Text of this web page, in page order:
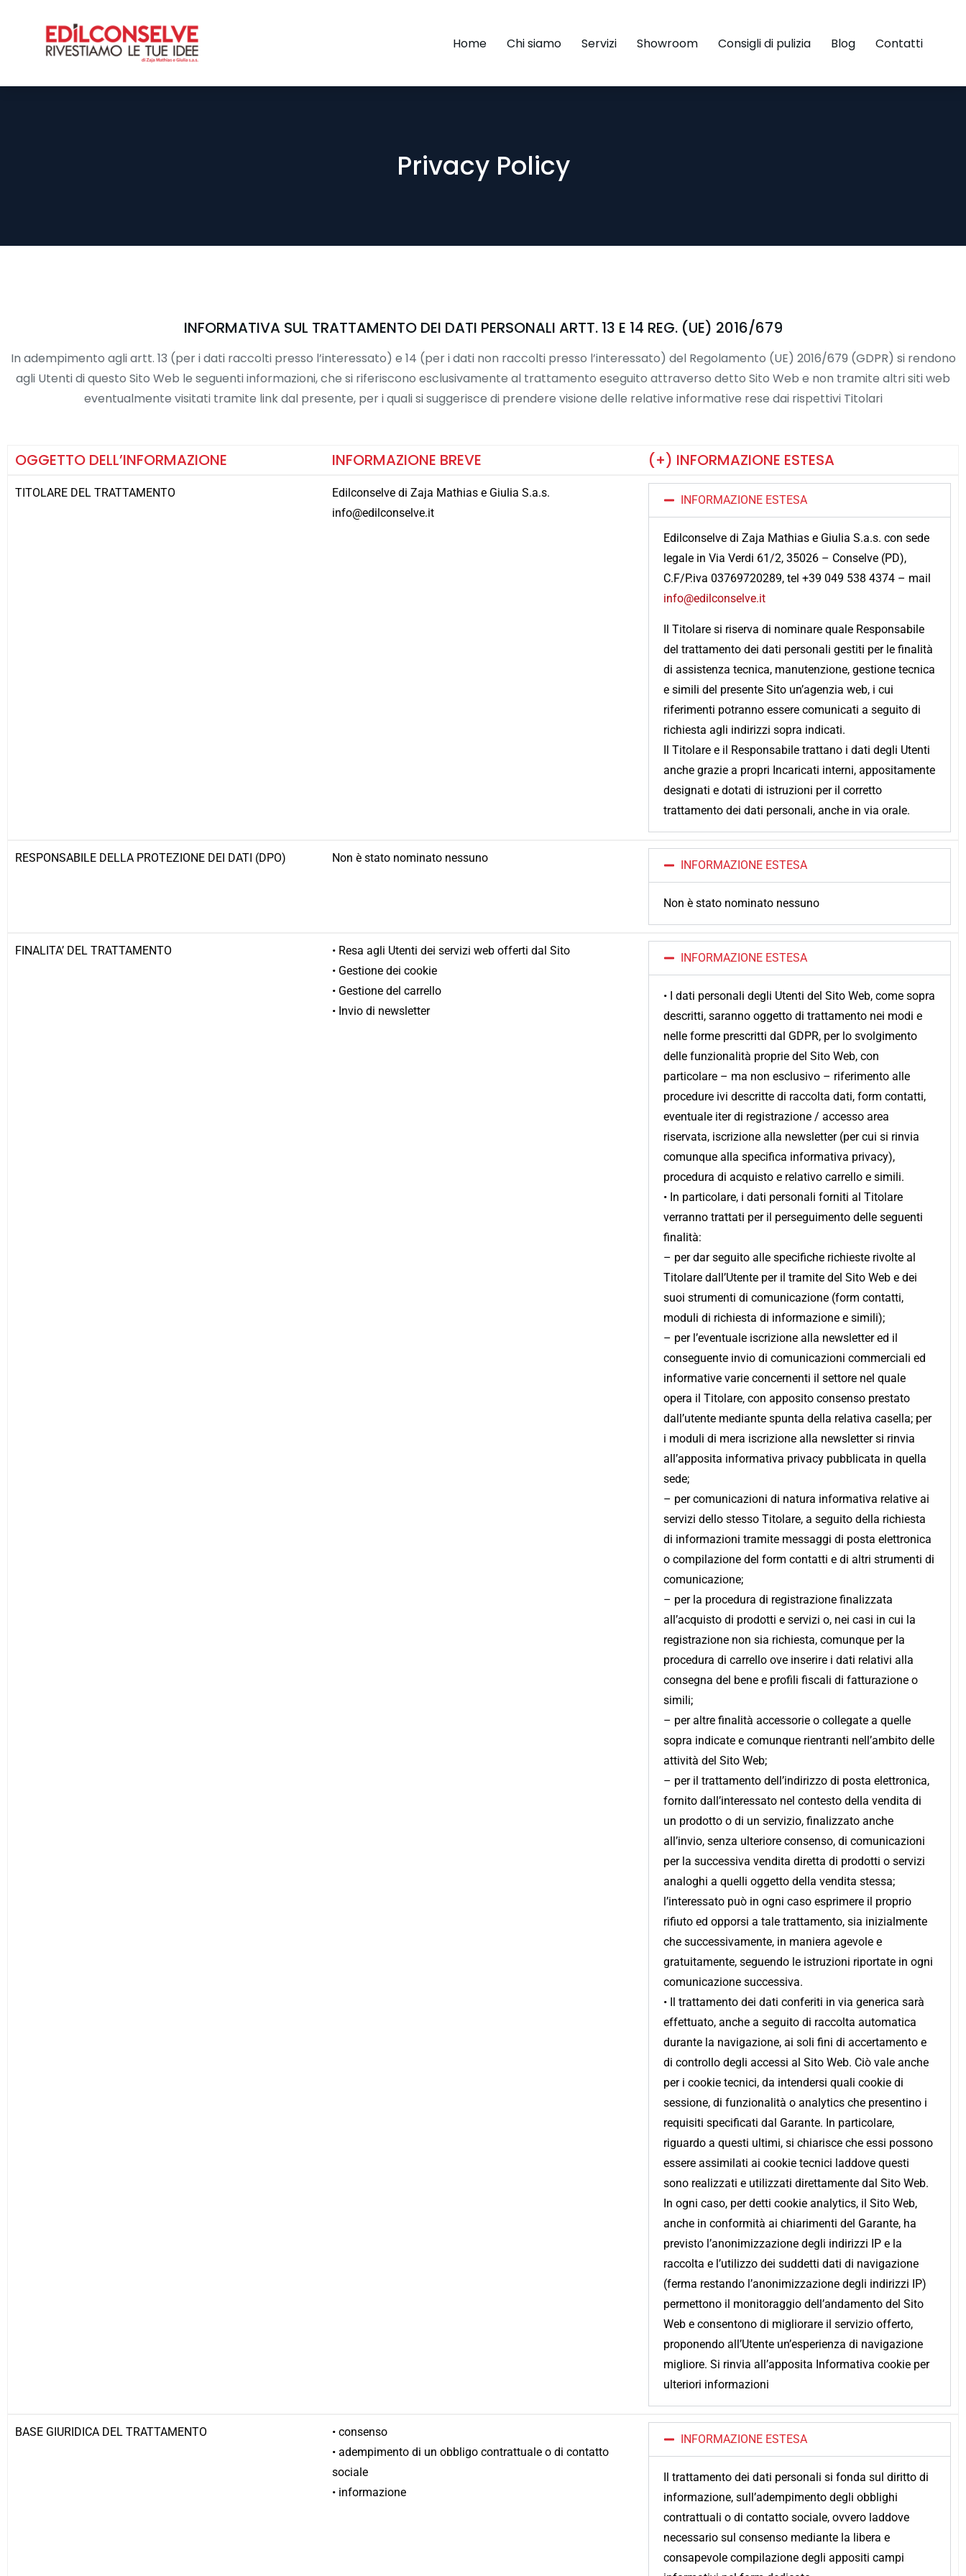
Home Chi siamo Servizi Showroom Consigli di pulizia Blog Contatti
Privacy Policy
INFORMATIVA SUL TRATTAMENTO DEI DATI PERSONALI ARTT. 13 E 14 REG. (UE) 2016/679
In adempimento agli artt. 13 (per i dati raccolti presso l’interessato) e 14 (per i dati non raccolti presso l’interessato) del Regolamento (UE) 2016/679 (GDPR) si rendono
agli Utenti di questo Sito Web le seguenti informazioni, che si riferiscono esclusivamente al trattamento eseguito attraverso detto Sito Web e non tramite altri siti web
eventualmente visitati tramite link dal presente, per i quali si suggerisce di prendere visione delle relative informative rese dai rispettivi Titolari
OGGETTO DELL’INFORMAZIONE INFORMAZIONE BREVE (+) INFORMAZIONE ESTESA
TITOLARE DEL TRATTAMENTO
Edilconselve di Zaja Mathias e Giulia S.a.s.
info@edilconselve.it
INFORMAZIONE ESTESA
Edilconselve di Zaja Mathias e Giulia S.a.s. con sede
legale in Via Verdi 61/2, 35026 – Conselve (PD),
C.F/P.iva 03769720289, tel +39 049 538 4374 – mail
info@edilconselve.it
Il Titolare si riserva di nominare quale Responsabile
del trattamento dei dati personali gestiti per le finalità
di assistenza tecnica, manutenzione, gestione tecnica
e simili del presente Sito un’agenzia web, i cui
riferimenti potranno essere comunicati a seguito di
richiesta agli indirizzi sopra indicati.
Il Titolare e il Responsabile trattano i dati degli Utenti
anche grazie a propri Incaricati interni, appositamente
designati e dotati di istruzioni per il corretto
trattamento dei dati personali, anche in via orale.
RESPONSABILE DELLA PROTEZIONE DEI DATI (DPO) Non è stato nominato nessuno
INFORMAZIONE ESTESA
Non è stato nominato nessuno
FINALITA’ DEL TRATTAMENTO
• Resa agli Utenti dei servizi web offerti dal Sito
• Gestione dei cookie
• Gestione del carrello
• Invio di newsletter
INFORMAZIONE ESTESA
• I dati personali degli Utenti del Sito Web, come sopra
descritti, saranno oggetto di trattamento nei modi e
nelle forme prescritti dal GDPR, per lo svolgimento
delle funzionalità proprie del Sito Web, con
particolare – ma non esclusivo – riferimento alle
procedure ivi descritte di raccolta dati, form contatti,
eventuale iter di registrazione / accesso area
riservata, iscrizione alla newsletter (per cui si rinvia
comunque alla specifica informativa privacy),
procedura di acquisto e relativo carrello e simili.
• In particolare, i dati personali forniti al Titolare
verranno trattati per il perseguimento delle seguenti
finalità:
– per dar seguito alle specifiche richieste rivolte al
Titolare dall’Utente per il tramite del Sito Web e dei
suoi strumenti di comunicazione (form contatti,
moduli di richiesta di informazione e simili);
– per l’eventuale iscrizione alla newsletter ed il
conseguente invio di comunicazioni commerciali ed
informative varie concernenti il settore nel quale
opera il Titolare, con apposito consenso prestato
dall’utente mediante spunta della relativa casella; per
i moduli di mera iscrizione alla newsletter si rinvia
all’apposita informativa privacy pubblicata in quella
sede;
– per comunicazioni di natura informativa relative ai
servizi dello stesso Titolare, a seguito della richiesta
di informazioni tramite messaggi di posta elettronica
o compilazione del form contatti e di altri strumenti di
comunicazione;
– per la procedura di registrazione finalizzata
all’acquisto di prodotti e servizi o, nei casi in cui la
registrazione non sia richiesta, comunque per la
procedura di carrello ove inserire i dati relativi alla
consegna del bene e profili fiscali di fatturazione o
simili;
– per altre finalità accessorie o collegate a quelle
sopra indicate e comunque rientranti nell’ambito delle
attività del Sito Web;
– per il trattamento dell’indirizzo di posta elettronica,
fornito dall’interessato nel contesto della vendita di
un prodotto o di un servizio, finalizzato anche
all’invio, senza ulteriore consenso, di comunicazioni
per la successiva vendita diretta di prodotti o servizi
analoghi a quelli oggetto della vendita stessa;
l’interessato può in ogni caso esprimere il proprio
rifiuto ed opporsi a tale trattamento, sia inizialmente
che successivamente, in maniera agevole e
gratuitamente, seguendo le istruzioni riportate in ogni
comunicazione successiva.
• Il trattamento dei dati conferiti in via generica sarà
effettuato, anche a seguito di raccolta automatica
durante la navigazione, ai soli fini di accertamento e
di controllo degli accessi al Sito Web. Ciò vale anche
per i cookie tecnici, da intendersi quali cookie di
sessione, di funzionalità o analytics che presentino i
requisiti specificati dal Garante. In particolare,
riguardo a questi ultimi, si chiarisce che essi possono
essere assimilati ai cookie tecnici laddove questi
sono realizzati e utilizzati direttamente dal Sito Web.
In ogni caso, per detti cookie analytics, il Sito Web,
anche in conformità ai chiarimenti del Garante, ha
previsto l’anonimizzazione degli indirizzi IP e la
raccolta e l’utilizzo dei suddetti dati di navigazione
(ferma restando l’anonimizzazione degli indirizzi IP)
permettono il monitoraggio dell’andamento del Sito
Web e consentono di migliorare il servizio offerto,
proponendo all’Utente un’esperienza di navigazione
migliore. Si rinvia all’apposita Informativa cookie per
ulteriori informazioni
BASE GIURIDICA DEL TRATTAMENTO
• consenso
• adempimento di un obbligo contrattuale o di contatto
sociale
• informazione
INFORMAZIONE ESTESA
Il trattamento dei dati personali si fonda sul diritto di
informazione, sull’adempimento degli obblighi
contrattuali o di contatto sociale, ovvero laddove
necessario sul consenso mediante la libera e
consapevole compilazione degli appositi campi